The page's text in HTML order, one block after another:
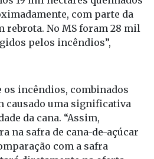
afetados pelos
“Mas, quando falamos de
19 mil hectares queimados
com parte da
rebrota. No MS foram 28 mil
incêndios, combinados
causado uma significativa
da cana. “Assim,